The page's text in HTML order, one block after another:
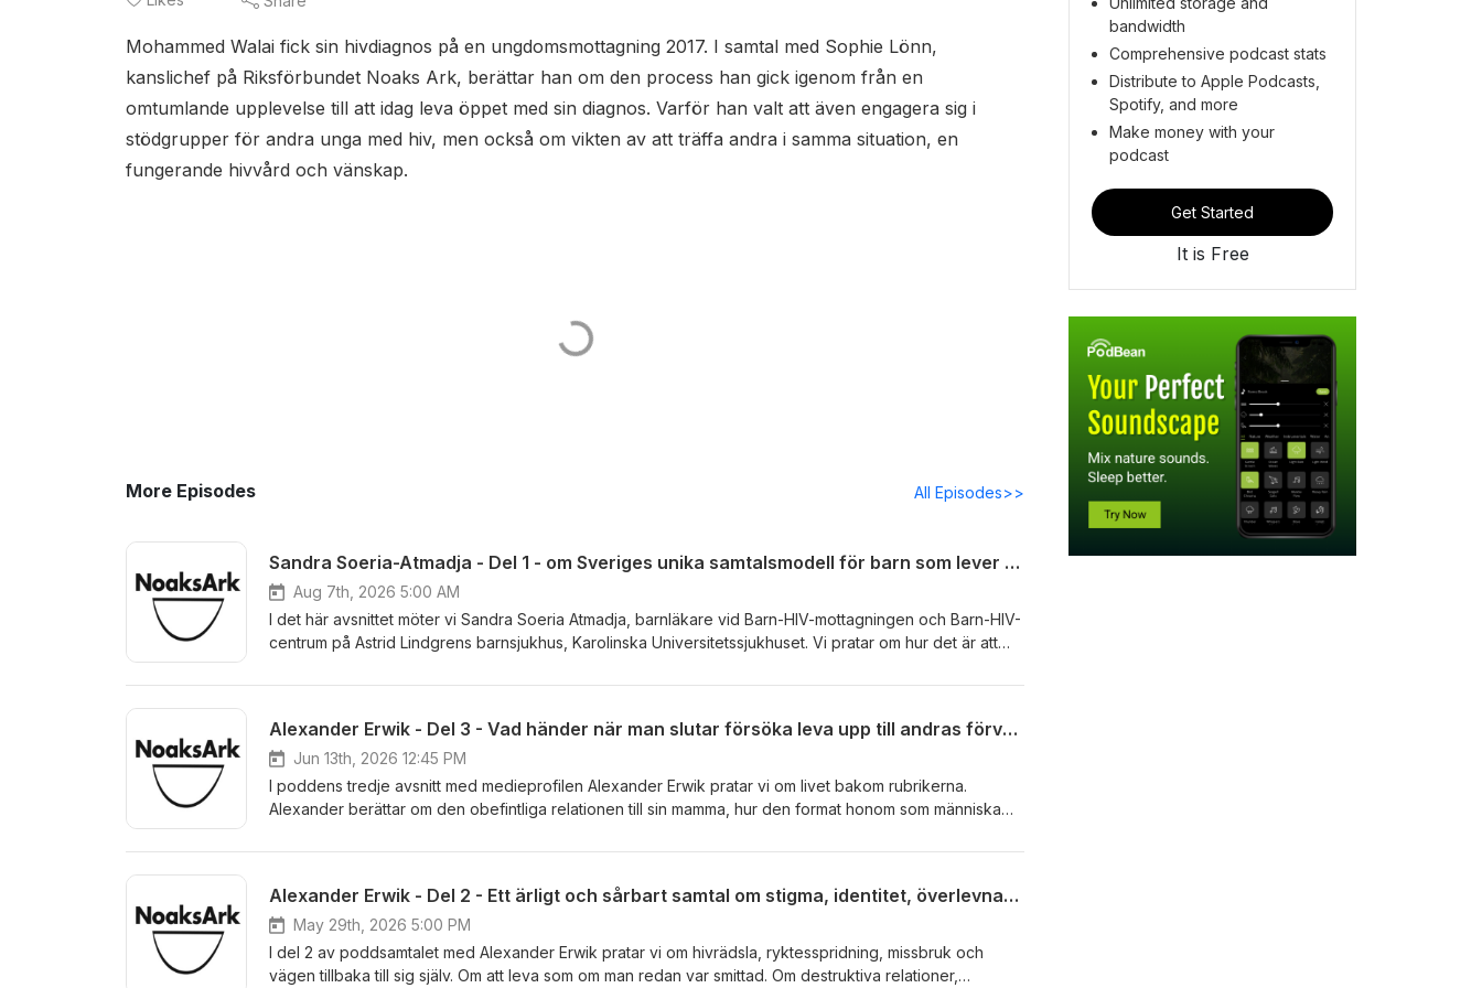
Mohammed Walai fick sin hivdiagnos på en ungdomsmottagning 2017. I samtal med Sophie Lönn,
kanslichef på Riksförbundet Noaks Ark, berättar han om den process han gick igenom från en
omtumlande upplevelse till att idag leva öppet med sin diagnos. Varför han valt att även engagera sig i
stödgrupper för andra unga med hiv, men också om vikten av att träffa andra i samma situation, en
fungerande hivvård och vänskap.
More Episodes All Episodes>>
Sandra Soeria-Atmadja - Del 1 - om Sveriges unika samtalsmodell för barn som lever med hiv.
Aug 7th, 2026 5:00 AM
I det här avsnittet möter vi Sandra Soeria Atmadja, barnläkare vid Barn-HIV-mottagningen och Barn-HIV-
centrum på Astrid Lindgrens barnsjukhus, Karolinska Universitetssjukhuset. Vi pratar om hur det är att
viktig och hur vården arbetar för att stärka både barn och familjer. Samtalet berör också stigma,
lever med hiv.
Alexander Erwik - Del 3 - Vad händer när man slutar försöka leva upp till andras förväntningar och i stället börjar leva efter sina egna värderingar?
Jun 13th, 2026 12:45 PM
I poddens tredje avsnitt med medieprofilen Alexander Erwik pratar vi om livet bakom rubrikerna.
Alexander berättar om den obefintliga relationen till sin mamma, hur den format honom som människa
motgångar, sårbarhet och styrka, och vad som egentligen betyder något när ”kamerorna slocknar”. Vi
läsarna. Dessutom delar Alexander med sig av det livsmotto som väglett honom genom både medgång
och tuffa perioder – ett tankesätt som kan förändra hur vi ser på oss själva och livet omkring oss. Ett
varmt, ärligt och inspirerande avsnitt som bjuder på både skratt, eftertanke och nya perspektiv.
Alexander Erwik - Del 2 - Ett ärligt och sårbart samtal om stigma, identitet, överlevnad och självrespekt.
May 29th, 2026 5:00 PM
I del 2 av poddsamtalet med Alexander Erwik pratar vi om hivrädsla, ryktesspridning, missbruk och
vägen tillbaka till sig själv. Om att leva som om man redan var smittad. Om destruktiva relationer,
bandwidth
Comprehensive podcast stats
Distribute to Apple Podcasts,
Spotify, and more
Make money with your
podcast
Get Started
It is Free